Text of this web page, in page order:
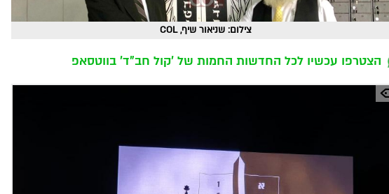
צילום: שניאור שיף, COL
הצטרפו עכשיו לכל החדשות החמות של 'קול חב"ד' בווטסאפ